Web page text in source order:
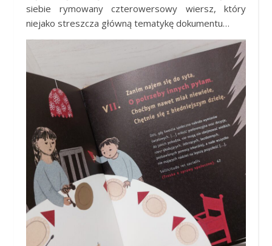
siebie rymowany czterowersowy wiersz, który
niejako streszcza główną tematykę dokumentu…